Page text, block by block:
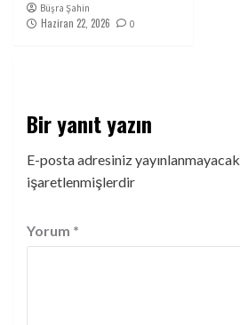
Büşra Şahin
Haziran 22, 2026 0
Bir yanıt yazın
E-posta adresiniz yayınlanmayacak.
işaretlenmişlerdir
Yorum *